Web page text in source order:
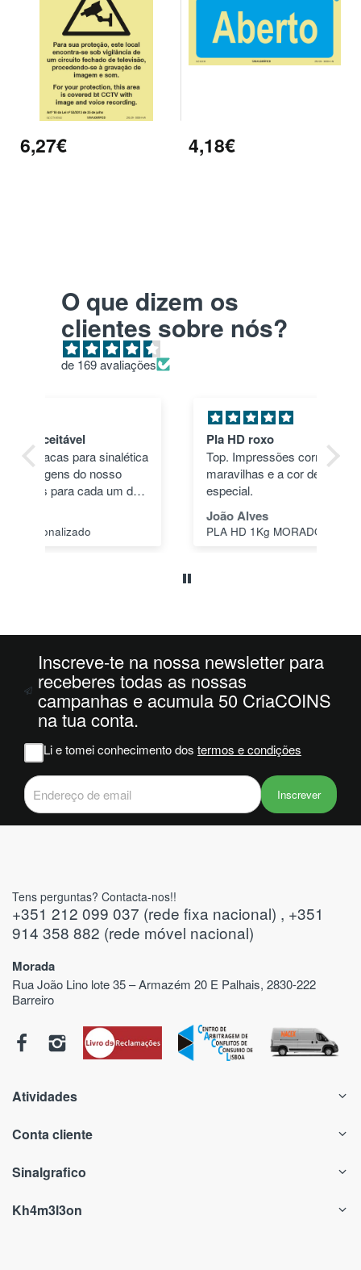
6,27€ 4,18€
O que dizem os
clientes sobre nós?
de 169 avaliações
Pla HD roxo
Top. Impressões correram às mil
maravilhas e a cor deu um toque
especial.
PLA HD 1Kg MORADO WINKLE - LILÁS – WINKLE
Inscreve-te na nossa newsletter para
receberes todas as nossas
campanhas e acumula 50 CriaCOINS
na tua conta.
Li e tomei conhecimento dos termos e condições
Inscrever
Tens perguntas? Contacta-nos!!
+351 212 099 037 (rede fixa nacional) , +351
914 358 882 (rede móvel nacional)
Morada
Rua João Lino lote 35 – Armazém 20 E Palhais, 2830-222
Barreiro
Atividades
Conta cliente
Sinalgrafico
Kh4m3l3on